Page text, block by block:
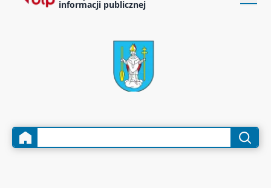
informacji publicznej